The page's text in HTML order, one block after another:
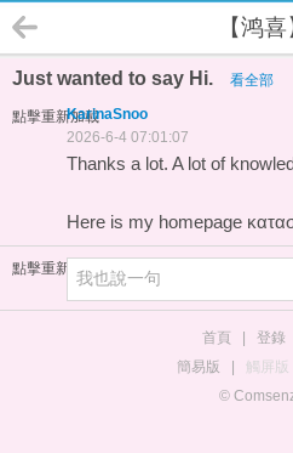
【鸿喜
Just wanted to say Hi. 看全部
點擊重新加載KarinaSnoo
2026-6-4 07:01:07
Thanks a lot. A lot of
Here is my homepage
點擊重新加載
首頁 登錄
簡易版
觸屏版
©